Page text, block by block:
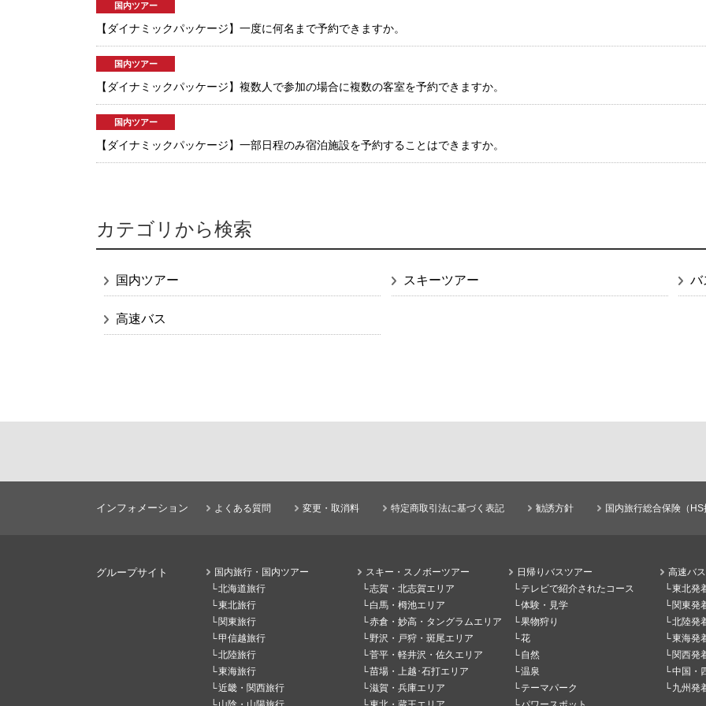
国内ツアー
【ダイナミックパッケージ】一度に何名まで予約できますか。
国内ツアー
【ダイナミックパッケージ】複数人で参加の場合に複数の客室を予約できますか。
国内ツアー
【ダイナミックパッケージ】一部日程のみ宿泊施設を予約することはできますか。
カテゴリから検索
国内ツアー スキーツアー バ
高速バス
インフォメーション よくある質問 変更・取消料 特定商取引法に基づく表記 勧誘方針 国内旅行総合保険（
グループサイト
国内旅行・国内ツアー
北海道旅行
東北旅行
関東旅行
甲信越旅行
北陸旅行
東海旅行
近畿・関西旅行
スキー・スノボーツアー
志賀・北志賀エリア
白馬・栂池エリア
赤倉・妙高・タングラムエリア
野沢・戸狩・斑尾エリア
菅平・軽井沢・佐久エリア
苗場・上越･石打エリア
滋賀・兵庫エリア
日帰りバスツアー
テレビで紹介されたコース
体験・見学
果物狩り
花
自然
温泉
テーマパーク
高速バ
東北発
関東発
北陸発
東海発
関西発
中国・
九州発